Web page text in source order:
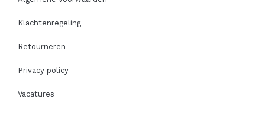
Klachtenregeling
Retourneren
Privacy policy
Vacatures